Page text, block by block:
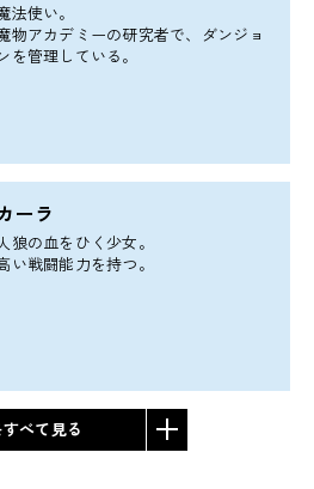
法使い。
物アカデミーの研究者で、ダンジョ
を管理している。
ーラ
狼の血をひく少女。
い戦闘能力を持つ。
べて見る